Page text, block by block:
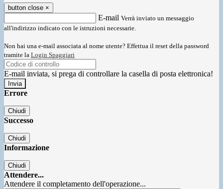
button close ×
E-mail Verrà inviato un messaggio
all'indirizzo indicato con le istruzioni necessarie.
Non hai una e-mail associata al nome utente? Effettua il reset della password
tramite la Login Spaggiari
E-mail inviata, si prega di controllare la casella di posta elettronica!
Errore
Chiudi
Successo
Chiudi
Informazione
Chiudi
Attendere...
Attendere il completamento dell'operazione...